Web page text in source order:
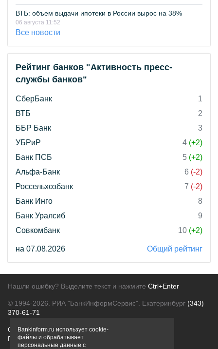
ВТБ: объем выдачи ипотеки в России вырос на 38%
06 августа 11:52
Все новости
Рейтинг банков "Активность пресс-
службы банков"
СберБанк
1
ВТБ
2
ББР Банк
3
УБРиР
4 (+2)
Банк ПСБ
5 (+2)
Альфа-Банк
6 (-2)
Россельхозбанк
7 (-2)
Банк Инго
8
Банк Уралсиб
9
Совкомбанк
10 (+2)
на 07.08.2026 Общий рейтинг
Нашли ошибку? Выделите текст и нажмите Ctrl+Enter
© 1994-2026. РИА "БанкИнформСервис". Екатеринбург (343)
370-61-71
О проектеПолитика конфиденциальности
Правовая информацияДля рекламодателей
Bankinform.ru использует cookie-
файлы и обрабатывает
персональные данные с